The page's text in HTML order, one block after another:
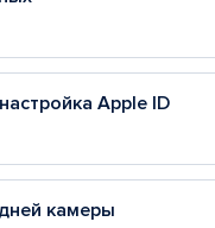
Apple ID
камеры